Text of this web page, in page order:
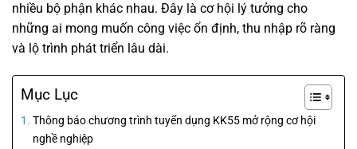
nhiều bộ phận khác nhau. Đây là cơ hội lý tưởng cho
những ai mong muốn công việc ổn định, thu nhập rõ ràng
và lộ trình phát triển lâu dài.
Mục Lục
Thông báo chương trình tuyển dụng KK55 mở rộng cơ hội
nghề nghiệp